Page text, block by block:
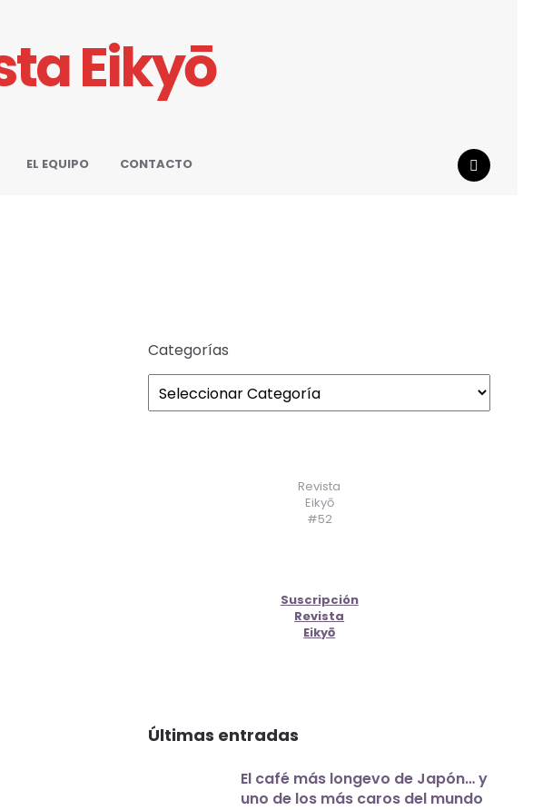
Eikyō
EL EQUIPO
CONTACTO
Categorías
Revista
Eikyō
#52
Suscripción
Revista
Eikyō
Últimas entradas
El café más longevo de Japón… y
uno de los más caros del mundo